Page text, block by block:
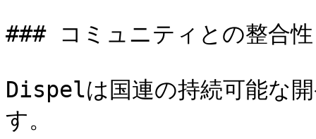
### コミュニティとの整合性
Dispelは国連の持続可能な開
す。